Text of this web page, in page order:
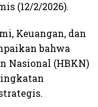
(12/2/2026).
Keuangan, dan
bahwa
Nasional (HBKN)